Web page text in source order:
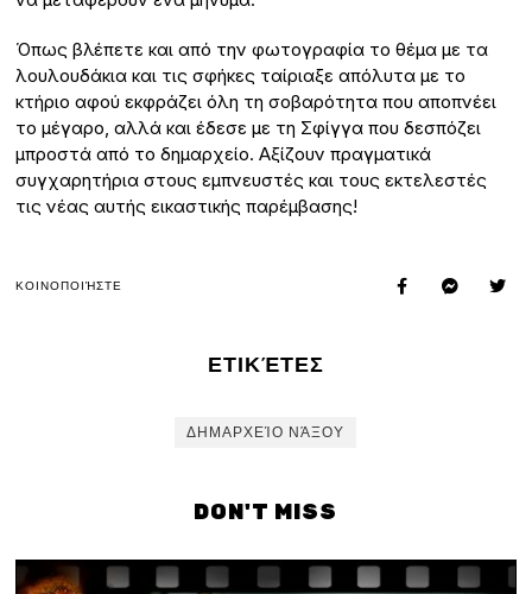
Όπως βλέπετε και από την φωτογραφία το θέμα με τα
λουλουδάκια και τις σφήκες ταίριαξε απόλυτα με το
κτήριο αφού εκφράζει όλη τη σοβαρότητα που αποπνέει
το μέγαρο, αλλά και έδεσε με τη Σφίγγα που δεσπόζει
μπροστά από το δημαρχείο. Αξίζουν πραγματικά
συγχαρητήρια στους εμπνευστές και τους εκτελεστές
τις νέας αυτής εικαστικής παρέμβασης!
ΚΟΙΝΟΠΟΙΉΣΤΕ
ΕΤΙΚΈΤΕΣ
ΔΗΜΑΡΧΕΊΟ ΝΆΞΟΥ
DON'T MISS